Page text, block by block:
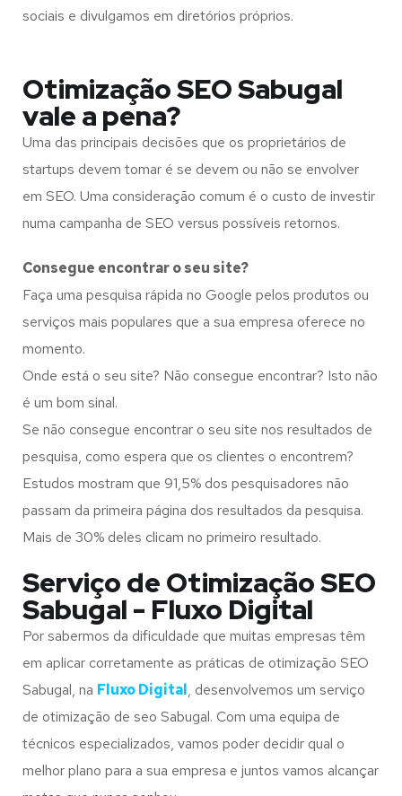
sociais e divulgamos em diretórios próprios.
Otimização SEO Sabugal
vale a pena?
Uma das principais decisões que os proprietários de
startups devem tomar é se devem ou não se envolver
em SEO. Uma consideração comum é o custo de investir
numa campanha de SEO versus possíveis retornos.
Consegue encontrar o seu site?
Faça uma pesquisa rápida no Google pelos produtos ou
serviços mais populares que a sua empresa oferece no
momento.
Onde está o seu site? Não consegue encontrar? Isto não
é um bom sinal.
Se não consegue encontrar o seu site nos resultados de
pesquisa, como espera que os clientes o encontrem?
Estudos mostram que 91,5% dos pesquisadores não
passam da primeira página dos resultados da pesquisa.
Mais de 30% deles clicam no primeiro resultado.
Serviço de Otimização SEO
Sabugal - Fluxo Digital
Por sabermos da dificuldade que muitas empresas têm
em aplicar corretamente as práticas de otimização SEO
Sabugal, na Fluxo Digital, desenvolvemos um serviço
de otimização de seo Sabugal. Com uma equipa de
técnicos especializados, vamos poder decidir qual o
melhor plano para a sua empresa e juntos vamos alcançar